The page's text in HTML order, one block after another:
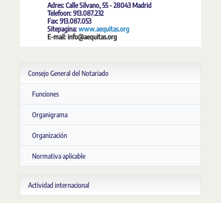
Adres: Calle Silvano, 55 - 28043 Madrid
Telefoon: 913.087.232
Fax: 913.087.053
Sitepagina:www.aequitas.org
E-mail: info@aequitas.org
Consejo General del Notariado
Funciones
Organigrama
Organización
Normativa aplicable
Actividad internacional